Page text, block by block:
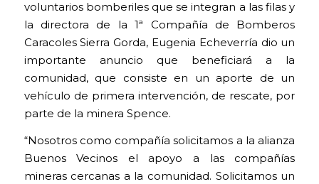
voluntarios bomberiles que se integran a las filas y
la directora de la 1ª Compañía de Bomberos
Caracoles Sierra Gorda, Eugenia Echeverría dio un
importante anuncio que beneficiará a la
comunidad, que consiste en un aporte de un
vehículo de primera intervención, de rescate, por
parte de la minera Spence.
“Nosotros como compañía solicitamos a la alianza
Buenos Vecinos el apoyo a las compañías
mineras cercanas a la comunidad. Solicitamos un